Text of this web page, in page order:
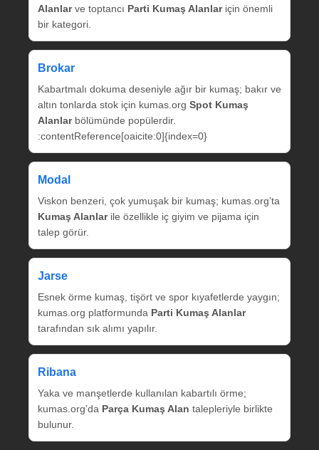
Alanlarve toptancı Parti Kumaş Alanlariçin önemli
bir kategori.
Brokar
Kabartmalı dokuma deseniyle ağır bir kumaş; bakır ve
altın tonlarda stok için kumas.org Spot Kumaş
Alanlarbölümünde popülerdir.
:contentReference[oaicite:0]{index=0}
Modal
Viskon benzeri, çok yumuşak bir kumaş; kumas.org’ta
Kumaş Alanlarile özellikle iç giyim ve pijama için
talep görür.
Jarse
Esnek örme kumaş, tişört ve spor kıyafetlerde yaygın;
kumas.org platformunda Parti Kumaş Alanlar
tarafından sık alımı yapılır.
Ribana
Yaka ve manşetlerde kullanılan kabartılı örme;
kumas.org’da Parça Kumaş Alan talepleriyle birlikte
bulunur.